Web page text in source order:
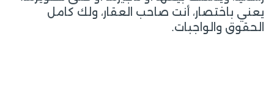
يعني باختصار، أنت صاحب العقار، ولك كامل
الحقوق والواجبات.